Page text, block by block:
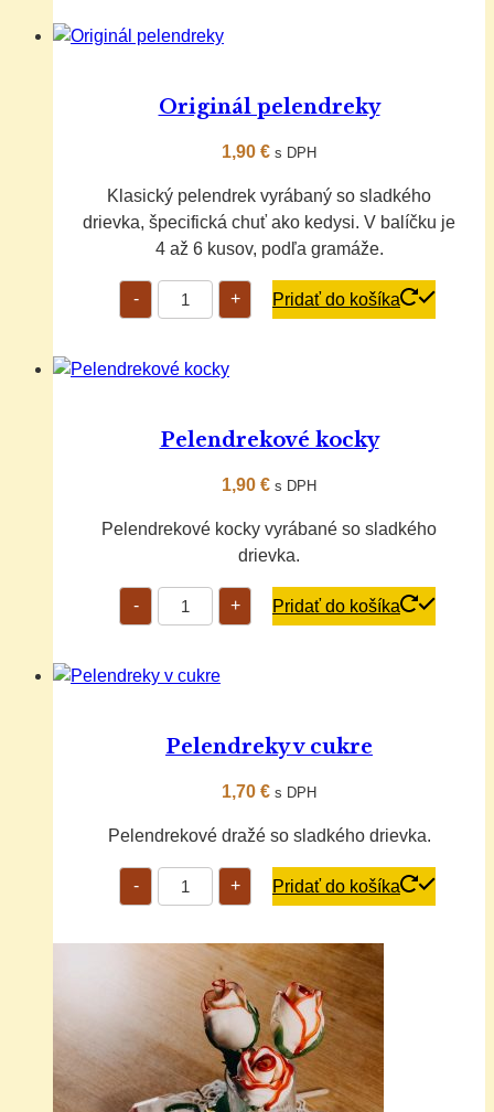
Originál pelendreky
1,90 € s DPH
Klasický pelendrek vyrábaný so sladkého
drievka, špecifická chuť ako kedysi. V balíčku je
4 až 6 kusov, podľa gramáže.
-
množstvo
Originál
pelendreky
+ Pridať do košíka
Pelendrekové kocky
1,90 € s DPH
Pelendrekové kocky vyrábané so sladkého
drievka.
-
množstvo
Pelendrekové
kocky
+ Pridať do košíka
Pelendreky v cukre
1,70 € s DPH
Pelendrekové dražé so sladkého drievka.
-
množstvo
Pelendreky
v
+ Pridať do košíka